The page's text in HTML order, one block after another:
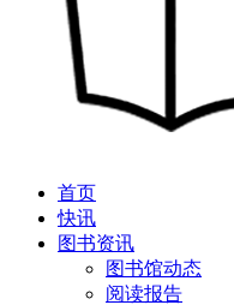
首页
快讯
图书资讯
图书馆动态
阅读报告